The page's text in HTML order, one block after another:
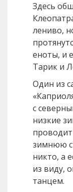
Здесь
лениво,
еноты, и
Тарик и
Один из
с
низкие
зимнюю
никто, а
из виду,
танцем.